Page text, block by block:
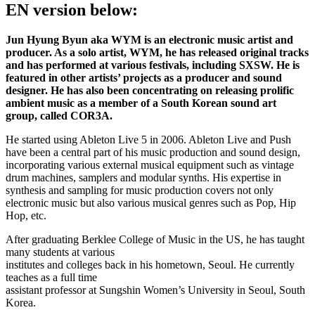
EN version below:
Jun Hyung Byun aka WYM is an electronic music artist and
producer. As a solo artist, WYM, he has released original tracks
and has performed at various festivals, including SXSW. He is
featured in other artists’ projects as a producer and sound
designer. He has also been concentrating on releasing prolific
ambient music as a member of a South Korean sound art
group, called COR3A.
He started using Ableton Live 5 in 2006. Ableton Live and Push
have been a central part of his music production and sound design,
incorporating various external musical equipment such as vintage
drum machines, samplers and modular synths. His expertise in
synthesis and sampling for music production covers not only
electronic music but also various musical genres such as Pop, Hip
Hop, etc.
After graduating Berklee College of Music in the US, he has taught
many students at various
institutes and colleges back in his hometown, Seoul. He currently
teaches as a full time
assistant professor at Sungshin Women’s University in Seoul, South
Korea.